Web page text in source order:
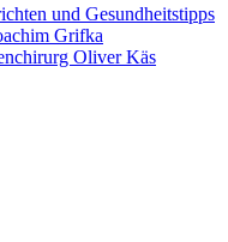
und Gesundheitstipps
Grifka
Oliver Käs